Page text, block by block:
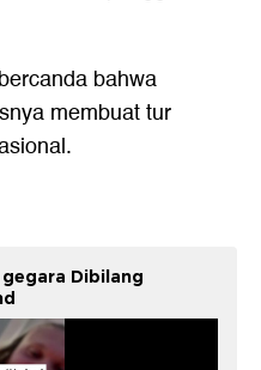
bahwa
membuat tur
Dibilang